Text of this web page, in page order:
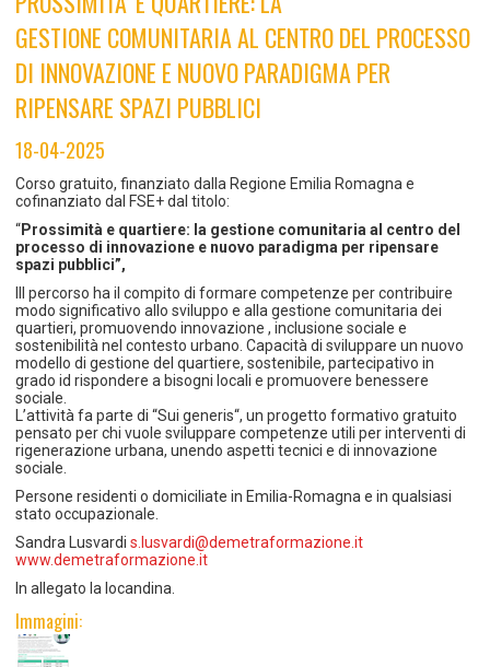
RAPPORTI UTENZA
Coordinamento Provinciale Ferrarese Informagiovani
SOCIALE
GESTIONE COMUNITARIA AL CENTRO DEL PROCESSO
DI INNOVAZIONE E NUOVO PARADIGMA PER
RIPENSARE SPAZI PUBBLICI
18-04-2025
Corso gratuito, finanziato dalla Regione Emilia Romagna e
cofinanziato dal FSE+ dal titolo:
“Prossimità e quartiere: la gestione comunitaria al centro del
processo di innovazione e nuovo paradigma per ripensare
spazi pubblici”,
IIl percorso ha il compito di formare competenze per contribuire
modo significativo allo sviluppo e alla gestione comunitaria dei
quartieri, promuovendo innovazione , inclusione sociale e
sostenibilità nel contesto urbano. Capacità di sviluppare un nuovo
modello di gestione del quartiere, sostenibile, partecipativo in
grado id rispondere a bisogni locali e promuovere benessere
sociale.
L’attività fa parte di “Sui generis“, un progetto formativo gratuito
pensato per chi vuole sviluppare competenze utili per interventi di
rigenerazione urbana, unendo aspetti tecnici e di innovazione
sociale.
Persone residenti o domiciliate in Emilia-Romagna e in qualsiasi
stato occupazionale.
Sandra Lusvardis.lusvardi@demetraformazione.it
www.demetraformazione.it
In allegato la locandina.
Immagini: